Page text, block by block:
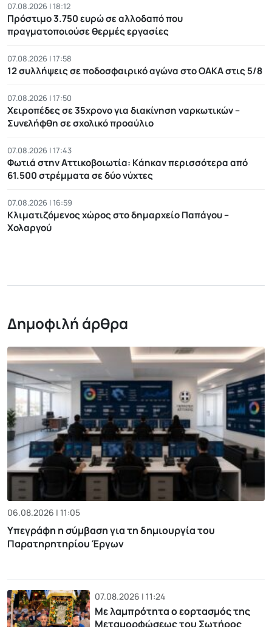
07.08.2026 | 18:12
Πρόστιμο 3.750 ευρώ σε αλλοδαπό που
πραγματοποιούσε θερμές εργασίες
07.08.2026 | 17:58
12 συλλήψεις σε ποδοσφαιρικό αγώνα στο ΟΑΚΑ στις 5/8
07.08.2026 | 17:50
Χειροπέδες σε 35χρονο για διακίνηση ναρκωτικών –
Συνελήφθη σε σχολικό προαύλιο
07.08.2026 | 17:43
Φωτιά στην Αττικοβοιωτία: Kάηκαν περισσότερα από
61.500 στρέμματα σε δύο νύχτες
07.08.2026 | 16:59
Κλιματιζόμενος χώρος στο δημαρχείο Παπάγου –
Χολαργού
Δημοφιλή άρθρα
06.08.2026 | 11:05
Υπεγράφη η σύμβαση για τη δημιουργία του
Παρατηρητηρίου Έργων
07.08.2026 | 11:24
Με λαμπρότητα ο εορτασμός της
Μεταμορφώσεως του Σωτήρος